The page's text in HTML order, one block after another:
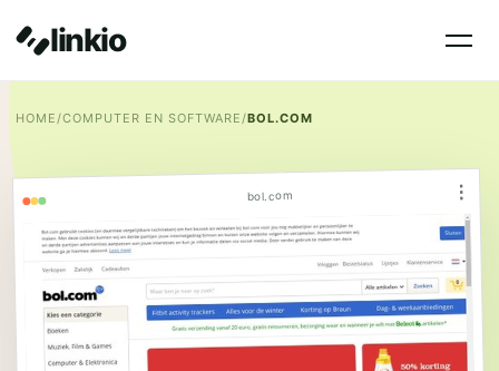
linkio
HOME/COMPUTER EN SOFTWARE/BOL.COM
bol.com ⋮